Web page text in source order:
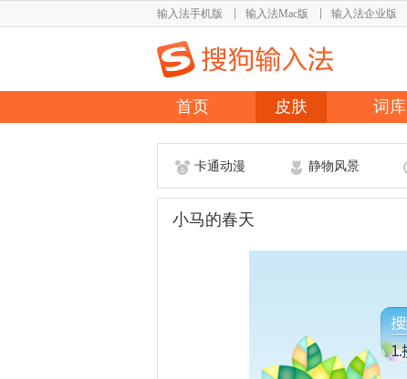
输入法手机版 输入法Mac版 输入法企业版
首页 皮肤 词库
卡通动漫 静物风景
小马的春天